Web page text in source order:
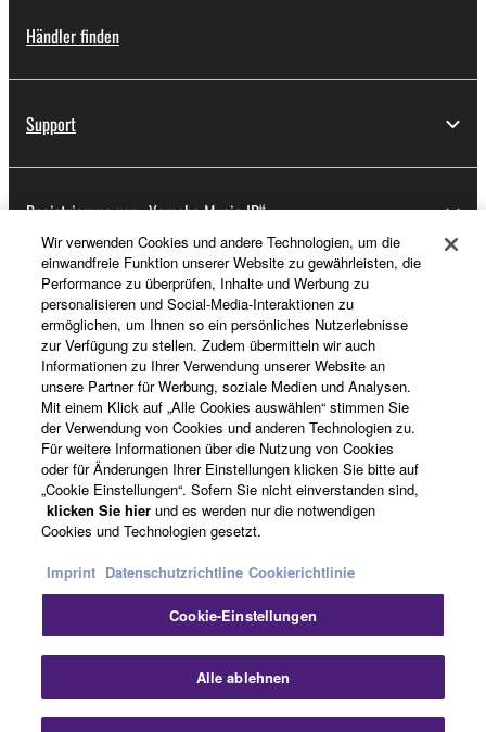
Händler finden
Support
Registrierung von „Yamaha Music ID“
Über Yamaha
Deutschland - German
Business
KontaktNutzungsbedingungenDatenschutzerklärung
CookierichtlinieImpressum
© Yamaha Corporation.
Wir verwenden Cookies und andere Technologien, um die
einwandfreie Funktion unserer Website zu gewährleisten, die
Performance zu überprüfen, Inhalte und Werbung zu
personalisieren und Social-Media-Interaktionen zu
ermöglichen, um Ihnen so ein persönliches Nutzerlebnisse
zur Verfügung zu stellen. Zudem übermitteln wir auch
Informationen zu Ihrer Verwendung unserer Website an
unsere Partner für Werbung, soziale Medien und Analysen.
Mit einem Klick auf „Alle Cookies auswählen“ stimmen Sie
der Verwendung von Cookies und anderen Technologien zu.
Für weitere Informationen über die Nutzung von Cookies
oder für Änderungen Ihrer Einstellungen klicken Sie bitte auf
„Cookie Einstellungen“. Sofern Sie nicht einverstanden sind,
klicken Sie hier und es werden nur die notwendigen
Cookies und Technologien gesetzt.
Imprint Datenschutzrichtline Cookierichtlinie
Cookie-Einstellungen
Alle ablehnen